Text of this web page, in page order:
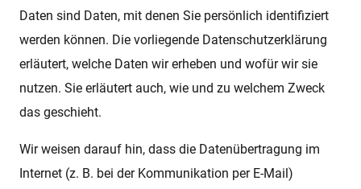
Daten sind Daten, mit denen Sie persönlich identifiziert
werden können. Die vorliegende Datenschutzerklärung
erläutert, welche Daten wir erheben und wofür wir sie
nutzen. Sie erläutert auch, wie und zu welchem Zweck
das geschieht.
Wir weisen darauf hin, dass die Datenübertragung im
Internet (z. B. bei der Kommunikation per E-Mail)